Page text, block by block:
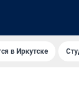
в Иркутске